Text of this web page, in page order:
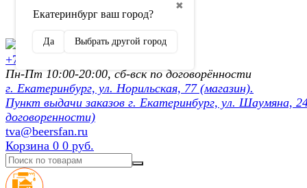
✖
Екатеринбург ваш город?
Да Выбрать другой город
Регистрация
+7 (902) 872-54-70
Пн-Пт 10:00-20:00, сб-вск по договорённости
г. Екатеринбург, ул. Норильская, 77 (магазин).
Пункт выдачи заказов г. Екатеринбург, ул. Шаумяна,
договоренности)
tva@beersfan.ru
Корзина 0 0 руб.